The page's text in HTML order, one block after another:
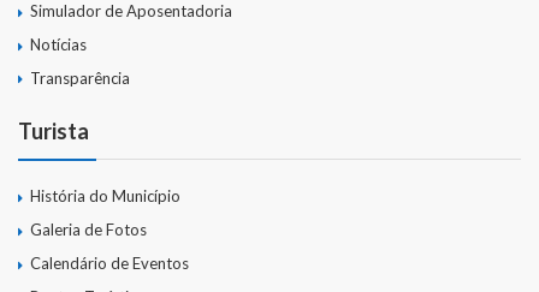
Simulador de Aposentadoria
Notícias
Transparência
Turista
História do Município
Galeria de Fotos
Calendário de Eventos